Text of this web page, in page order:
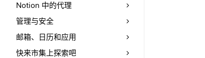
Notion 中的代理
管理与安全
邮箱、日历和应用
快来市集上探索吧